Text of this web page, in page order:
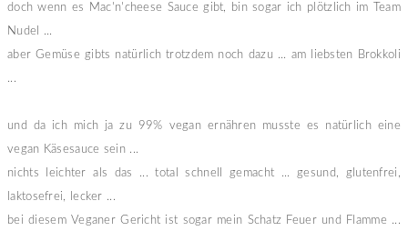
doch wenn es Mac'n'cheese Sauce gibt, bin sogar ich plötzlich im Team
Nudel ...
aber Gemüse gibts natürlich trotzdem noch dazu ... am liebsten Brokkoli
...
und da ich mich ja zu 99% vegan ernähren musste es natürlich eine
vegan Käsesauce sein ...
nichts leichter als das ... total schnell gemacht ... gesund, glutenfrei,
laktosefrei, lecker ...
bei diesem Veganer Gericht ist sogar mein Schatz Feuer und Flamme ...